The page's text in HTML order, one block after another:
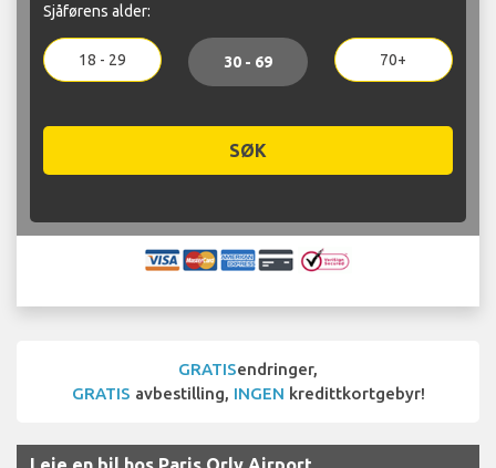
Sjåførens alder:
18 - 29 30 - 69 70+
SØK
GRATISendringer,
GRATIS avbestilling, INGEN kredittkortgebyr!